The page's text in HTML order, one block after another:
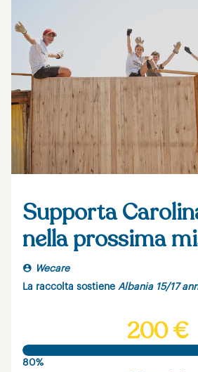
Supporta
nella prossima
Wecare
La raccolta sostiene Albania 15/17
200 €
80%